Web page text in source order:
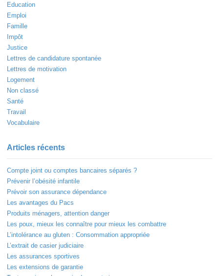
Education
Emploi
Famille
Impôt
Justice
Lettres de candidature spontanée
Lettres de motivation
Logement
Non classé
Santé
Travail
Vocabulaire
Articles récents
Compte joint ou comptes bancaires séparés ?
Prévenir l’obésité infantile
Prévoir son assurance dépendance
Les avantages du Pacs
Produits ménagers, attention danger
Les poux, mieux les connaître pour mieux les combattre
L’intolérance au gluten : Consommation appropriée
L’extrait de casier judiciaire
Les assurances sportives
Les extensions de garantie